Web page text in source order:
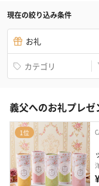
現在の絞り込み条件
お礼
カテゴリ
義父へのお礼プレ
1位